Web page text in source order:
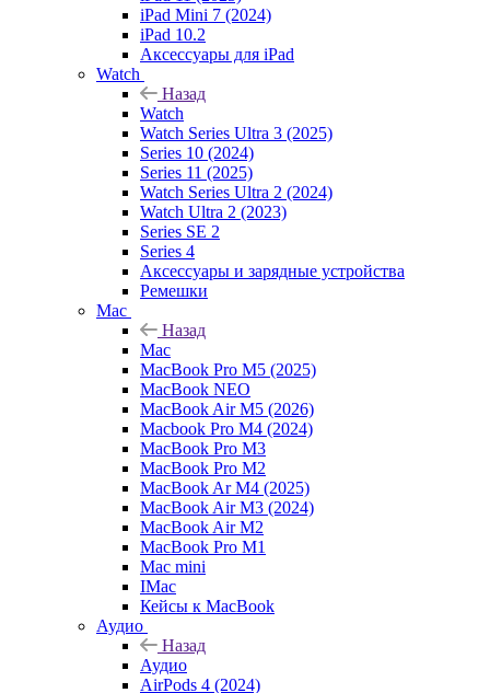
iPad Mini 7 (2024)
iPad 10.2
Аксессуары для iPad
Watch
Назад
Watch
Watch Series Ultra 3 (2025)
Series 10 (2024)
Series 11 (2025)
Watch Series Ultra 2 (2024)
Watch Ultra 2 (2023)
Series SE 2
Series 4
Аксессуары и зарядные устройства
Ремешки
Mac
Назад
Mac
MacBook Pro M5 (2025)
MacBook NEO
MacBook Air M5 (2026)
Macbook Pro M4 (2024)
MacBook Pro M3
MacBook Pro M2
MacBook Ar M4 (2025)
MacBook Air M3 (2024)
MacBook Air M2
MacBook Pro M1
Mac mini
IMac
Кейсы к MacBook
Аудио
Назад
Аудио
AirPods 4 (2024)